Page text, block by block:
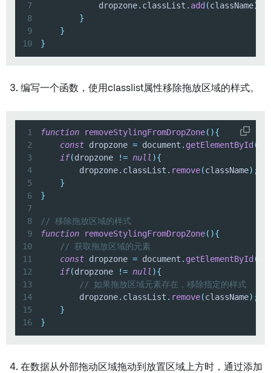
7
            dropzone
. classList . add (className)
8
}
9
}
10
}
编写一个函数，使用classlist属性移除拖放区域的样式。
1 function removeStylingFromDropZone( ){
2
const dropzone = document . getElementById (
3
if(dropzone != null){
4
        dropzone
. classList . remove(className) ;
5
}
6
}
7
8
// 移除拖放区域的样式
9
function removeStylingFromDropZone( ){
10
// 获取拖放区域的元素
11
const dropzone = document . getElementById (
12
if(dropzone != null){
13
// 如果拖放区域元素存在，移除指定的样式
14
        dropzone
. classList . remove(className) ;
15
}
16
}
在数据从外部拖动区域拖动到放置区域上方时，通过添加